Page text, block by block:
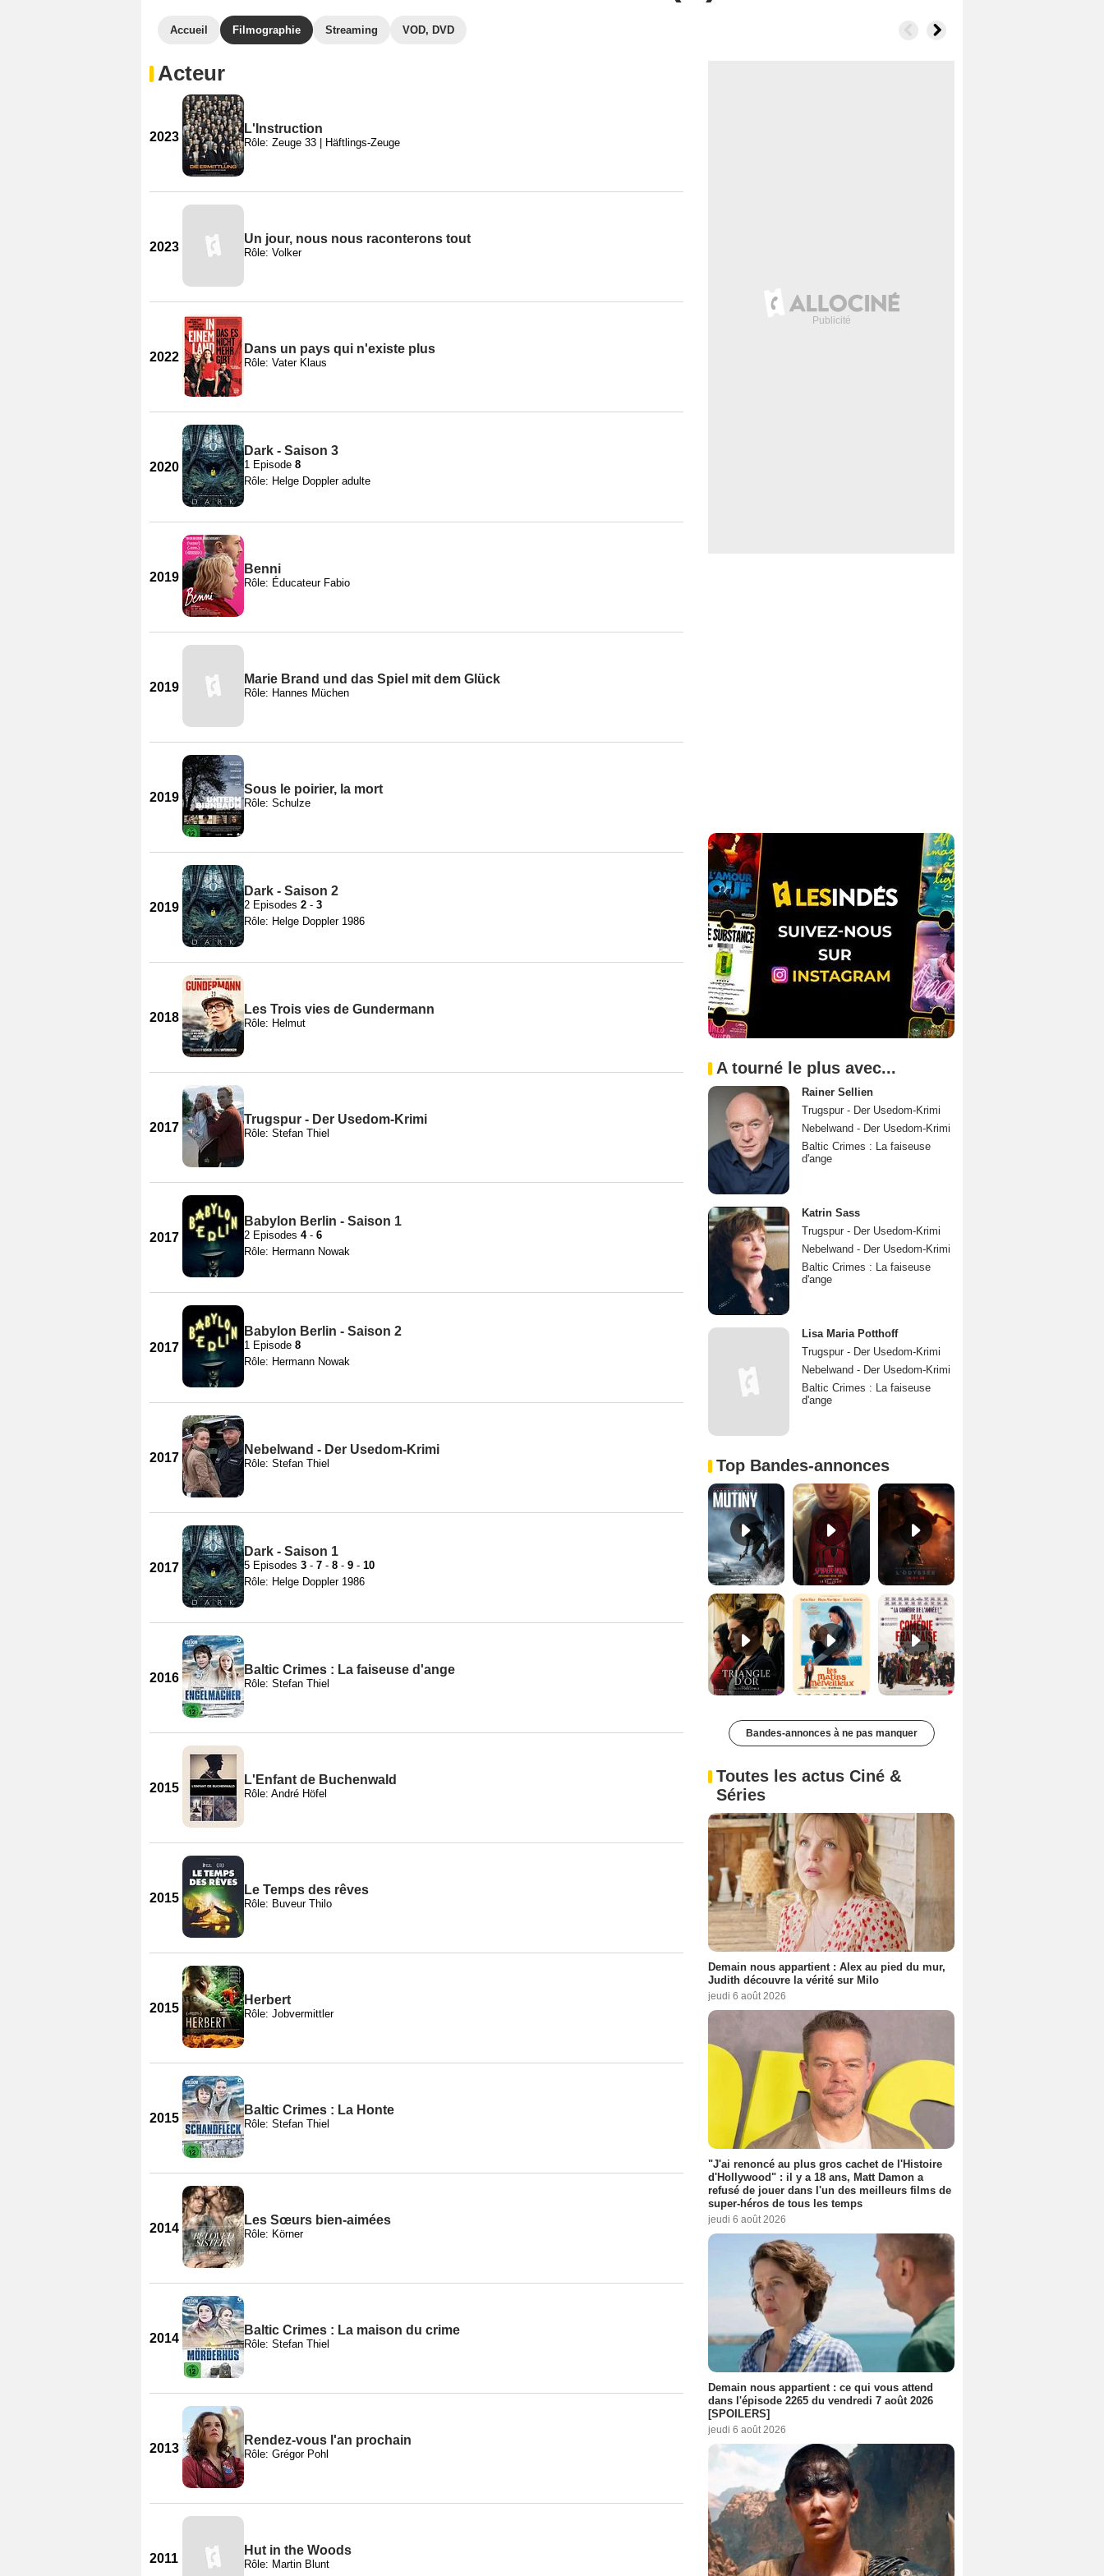
Accueil Filmographie Streaming VOD, DVD
Acteur
2023
L'Instruction
Rôle: Zeuge 33 | Häftlings-Zeuge
2023
Un jour, nous nous raconterons tout
Rôle: Volker
2022
Dans un pays qui n'existe plus
Rôle: Vater Klaus
2020
Dark - Saison 3
1 Episode 8
Rôle: Helge Doppler adulte
2019
Benni
Rôle: Éducateur Fabio
2019
Marie Brand und das Spiel mit dem Glück
Rôle: Hannes Müchen
2019
Sous le poirier, la mort
Rôle: Schulze
2019
Dark - Saison 2
2 Episodes 2 - 3
Rôle: Helge Doppler 1986
2018
Les Trois vies de Gundermann
Rôle: Helmut
2017
Trugspur - Der Usedom-Krimi
Rôle: Stefan Thiel
2017
Babylon Berlin - Saison 1
2 Episodes 4- 6
Rôle: Hermann Nowak
2017
Babylon Berlin - Saison 2
1 Episode 8
Rôle: Hermann Nowak
2017
Nebelwand - Der Usedom-Krimi
Rôle: Stefan Thiel
2017
Dark - Saison 1
5 Episodes 3 - 7 - 8 - 9 - 10
Rôle: Helge Doppler 1986
2016
Baltic Crimes : La faiseuse d'ange
Rôle: Stefan Thiel
2015
L'Enfant de Buchenwald
Rôle: André Höfel
2015
Le Temps des rêves
Rôle: Buveur Thilo
2015
Herbert
Rôle: Jobvermittler
2015
Baltic Crimes : La Honte
Rôle: Stefan Thiel
2014
Les Sœurs bien-aimées
Rôle: Körner
2014
Baltic Crimes : La maison du crime
Rôle: Stefan Thiel
2013
Rendez-vous l'an prochain
Rôle: Grégor Pohl
2011
Hut in the Woods
Rôle: Martin Blunt
A tourné le plus avec...
Rainer Sellien
Trugspur - Der Usedom-Krimi
Nebelwand - Der Usedom-Krimi
Baltic Crimes : La faiseuse
d'ange
Katrin Sass
Trugspur - Der Usedom-Krimi
Nebelwand - Der Usedom-Krimi
Baltic Crimes : La faiseuse
d'ange
Lisa Maria Potthoff
Trugspur - Der Usedom-Krimi
Nebelwand - Der Usedom-Krimi
Baltic Crimes : La faiseuse
d'ange
Top Bandes-annonces
Mutiny Bande-annonce VO STFR Spider-Man: Brand New Day Bande-annonce VO STFR
Le Triangle d'or Bande-annonce VF De la Comédie-Française Teaser VF
Bandes-annonces à ne pas manquer
Toutes les actus Ciné &
Séries
Demain nous appartient : Alex au pied du mur,
Judith découvre la vérité sur Milo
jeudi 6 août 2026
"J'ai renoncé au plus gros cachet de l'Histoire
d'Hollywood" : il y a 18 ans, Matt Damon a
refusé de jouer dans l'un des meilleurs films de
super-héros de tous les temps
jeudi 6 août 2026
Demain nous appartient : ce qui vous attend
dans l'épisode 2265 du vendredi 7 août 2026
[SPOILERS]
jeudi 6 août 2026